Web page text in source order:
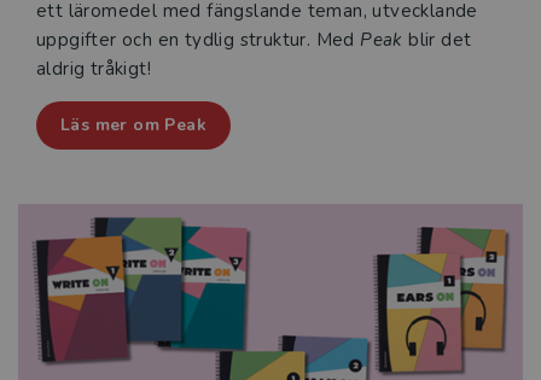
ett läromedel med fängslande teman, utvecklande
uppgifter och en tydlig struktur. Med Peak blir det
aldrig tråkigt!
Läs mer om Peak